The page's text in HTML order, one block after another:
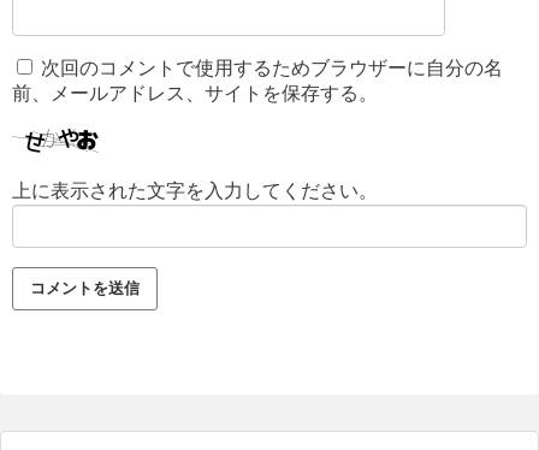
次回のコメントで使用するためブラウザーに自分の名
前、メールアドレス、サイトを保存する。
上に表示された文字を入力してください。